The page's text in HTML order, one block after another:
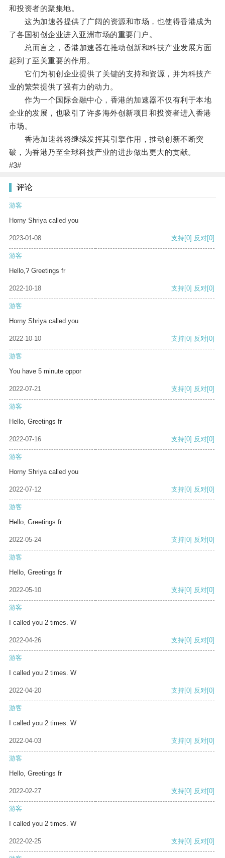
和投资者的聚集地。
这为加速器提供了广阔的资源和市场，也使得香港成为
了各国初创企业进入亚洲市场的重要门户。
总而言之，香港加速器在推动创新和科技产业发展方面
起到了至关重要的作用。
它们为初创企业提供了关键的支持和资源，并为科技产
业的繁荣提供了强有力的动力。
作为一个国际金融中心，香港的加速器不仅有利于本地
企业的发展，也吸引了许多海外创新项目和投资者进入香港
市场。
香港加速器将继续发挥其引擎作用，推动创新不断突
破，为香港乃至全球科技产业的进步做出更大的贡献。
#3#
评论
游客
Horny Shriya called you
2023-01-08 支持[0] 反对[0]
游客
Hello,? Greetings fr
2022-10-18 支持[0] 反对[0]
游客
Horny Shriya called you
2022-10-10 支持[0] 反对[0]
游客
You have 5 minute oppor
2022-07-21 支持[0] 反对[0]
游客
Hello, Greetings fr
2022-07-16 支持[0] 反对[0]
游客
Horny Shriya called you
2022-07-12 支持[0] 反对[0]
游客
Hello, Greetings fr
2022-05-24 支持[0] 反对[0]
游客
Hello, Greetings fr
2022-05-10 支持[0] 反对[0]
游客
I called you 2 times. W
2022-04-26 支持[0] 反对[0]
游客
I called you 2 times. W
2022-04-20 支持[0] 反对[0]
游客
I called you 2 times. W
2022-04-03 支持[0] 反对[0]
游客
Hello, Greetings fr
2022-02-27 支持[0] 反对[0]
游客
I called you 2 times. W
2022-02-25 支持[0] 反对[0]